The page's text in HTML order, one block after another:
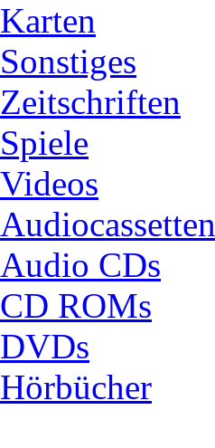
Karten
Sonstiges
Zeitschriften
Spiele
Videos
Audiocassetten
Audio CDs
CD ROMs
DVDs
Hörbücher